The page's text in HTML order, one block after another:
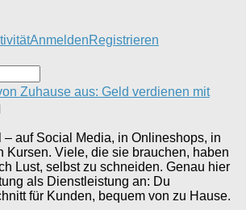
AnmeldenRegistrieren
Zuhause aus: Geld verdienen mit
auf Social Media, in Onlineshops, in
Kursen. Viele, die sie brauchen, haben
Lust, selbst zu schneiden. Genau hier
als Dienstleistung an: Du
für Kunden, bequem von zu Hause.